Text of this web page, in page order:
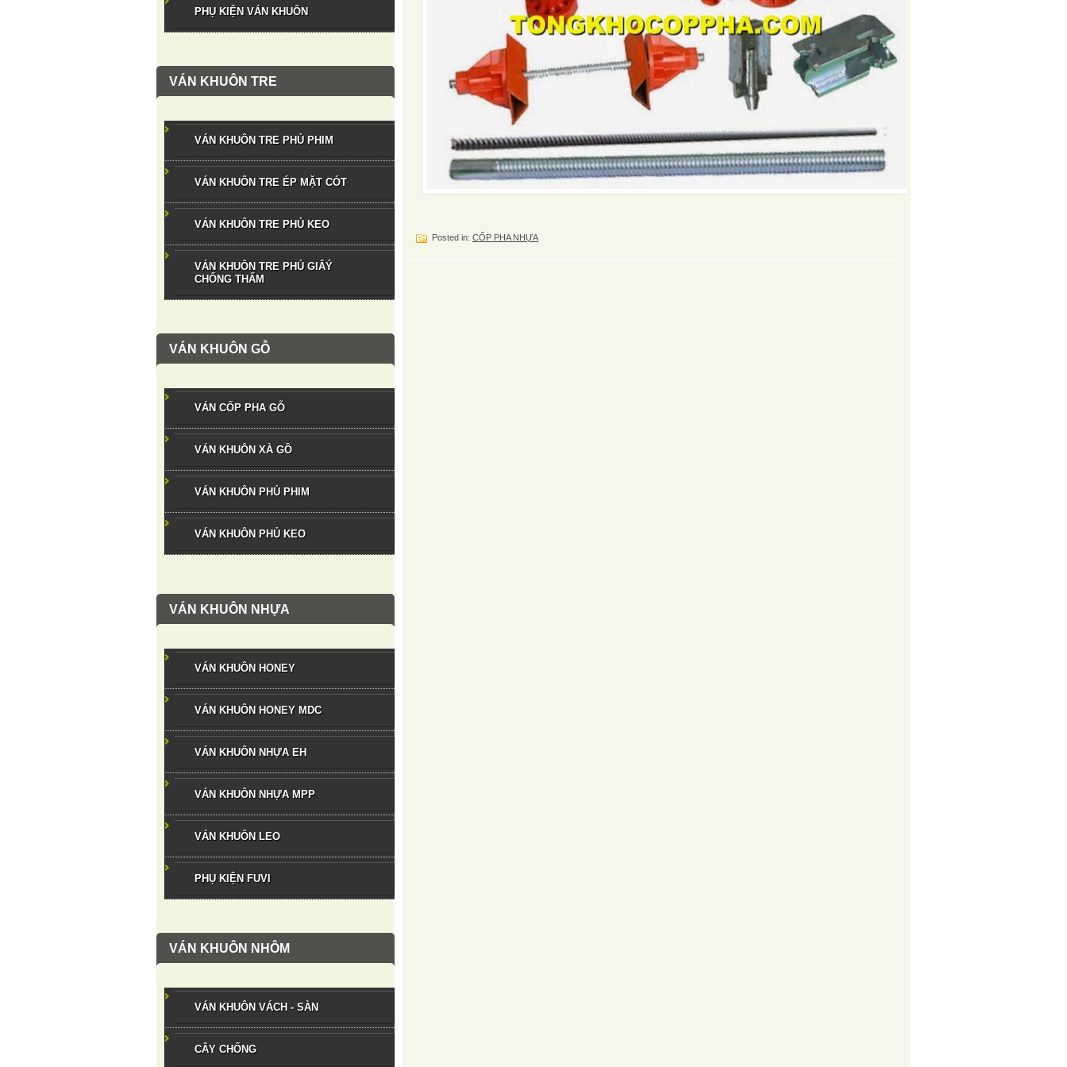
PHỤ KIỆN VÁN KHUÔN
VÁN KHUÔN TRE
VÁN KHUÔN TRE PHỦ PHIM
VÁN KHUÔN TRE ÉP MẶT CÓT
VÁN KHUÔN TRE PHỦ KEO
VÁN KHUÔN TRE PHỦ GIÂÝ
CHỐNG THẤM
VÁN KHUÔN GỖ
VÁN CỐP PHA GỖ
VÁN KHUÔN XÀ GỒ
VÁN KHUÔN PHỦ PHIM
VÁN KHUÔN PHỦ KEO
VÁN KHUÔN NHỰA
VÁN KHUÔN HONEY
VÁN KHUÔN HONEY MDC
VÁN KHUÔN NHỰA EH
VÁN KHUÔN NHỰA MPP
VÁN KHUÔN LEO
PHỤ KIỆN FUVI
VÁN KHUÔN NHÔM
VÁN KHUÔN VÁCH - SÀN
CÂY CHỐNG
Posted in: CỐP PHA NHỰA